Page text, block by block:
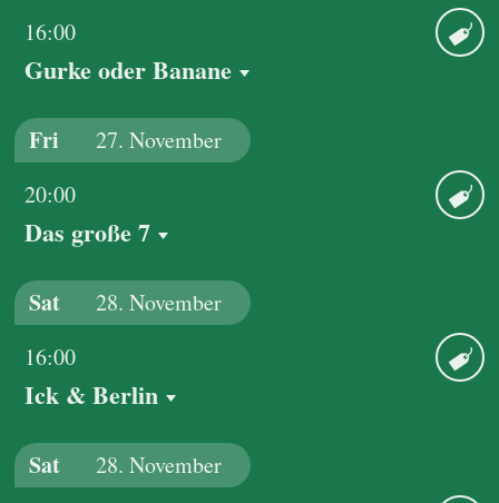
16:00
Gurke oder Banane
Fri 27. November
20:00
Das große 7
Sat 28. November
16:00
Ick & Berlin
Sat 28. November